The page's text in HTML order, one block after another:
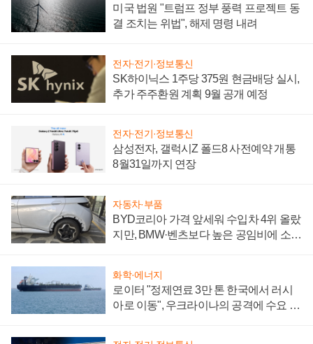
미국 법원 "트럼프 정부 풍력 프로젝트 동
결 조치는 위법", 해제 명령 내려
전자·전기·정보통신
SK하이닉스 1주당 375원 현금배당 실시,
추가 주주환원 계획 9월 공개 예정
전자·전기·정보통신
삼성전자, 갤럭시Z 폴드8 사전예약 개통
8월31일까지 연장
자동차·부품
BYD코리아 가격 앞세워 수입차 4위 올랐
지만, BMW·벤츠보다 높은 공임비에 소비
화학·에너지
로이터 "정제연료 3만 톤 한국에서 러시
아로 이동", 우크라이나의 공격에 수요 늘